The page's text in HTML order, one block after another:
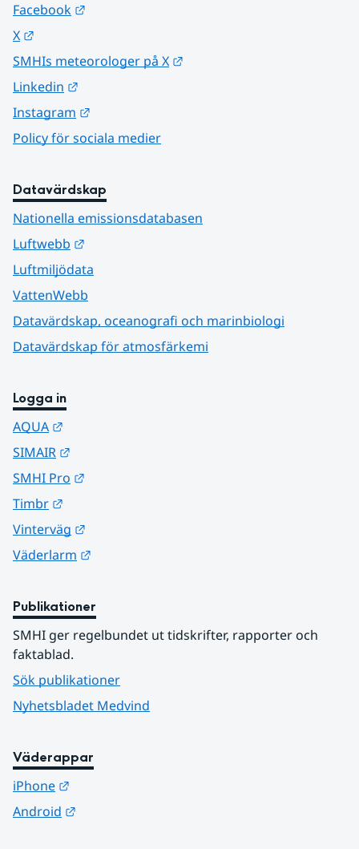
Facebook
X
SMHIs meteorologer på X
Linkedin
Instagram
Policy för sociala medier
Datavärdskap
Nationella emissionsdatabasen
Luftwebb
Luftmiljödata
VattenWebb
Datavärdskap, oceanografi och marinbiologi
Datavärdskap för atmosfärkemi
Logga in
AQUA
SIMAIR
SMHI Pro
Timbr
Vinterväg
Väderlarm
Publikationer
SMHI ger regelbundet ut tidskrifter, rapporter och
faktablad.
Sök publikationer
Nyhetsbladet Medvind
Väderappar
iPhone
Android